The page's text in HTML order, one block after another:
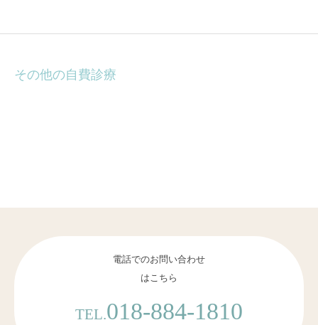
その他の自費診療
電話でのお問い合わせ
はこちら
TEL.018-884-1810